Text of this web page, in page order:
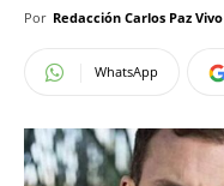
Por Redacción Carlos Paz Vivo
WhatsApp